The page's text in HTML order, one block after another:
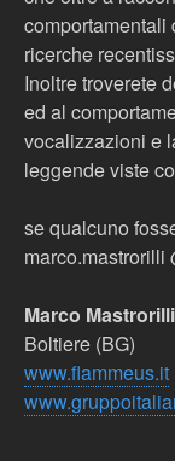
comportamentali
ricerche
Inoltre troverete
ed al
vocalizzazioni e
leggende viste
se qualcuno
marco.mastrorilli
Marco Mastrorilli
Boltiere (BG)
www.flammeus.it